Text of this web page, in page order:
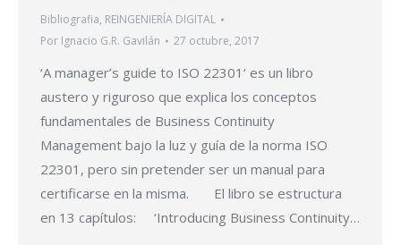
Bibliografia, REINGENIERÍA DIGITAL
Por Ignacio G.R. Gavilán 27 octubre, 2017
‘A manager’s guide to ISO 22301‘ es un libro
austero y riguroso que explica los conceptos
fundamentales de Business Continuity
Management bajo la luz y guía de la norma ISO
22301, pero sin pretender ser un manual para
certificarse en la misma. El libro se estructura
en 13 capítulos: ‘Introducing Business Continuity…